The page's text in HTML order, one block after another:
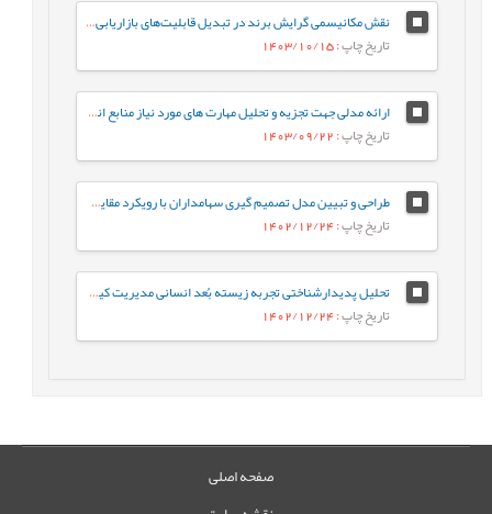
نقش مکانیسمی گرایش برند در تبدیل قابلیت‌های بازاریابی و گرایش کارآفرینانه به ارزش برند: مطالعۀ موردی در صنعت کاشی و سرامیک
تاریخ چاپ: 1403/10/15
ارائه مدلی جهت تجزیه و تحلیل مهارت های مورد نیاز منابع انسانی نسل چهارم در محیط فازی
تاریخ چاپ: 1403/09/22
طراحی و تبیین مدل تصمیم گیری سهامداران با رویکرد مقایسه ای مالی کلاسیک و مالی رفتاری در بازار سرمایه
تاریخ چاپ: 1402/12/24
تحلیل پدیدارشناختی تجربه زیسته بُعد انسانی مدیریت کیفیت
تاریخ چاپ: 1402/12/24
صفحه اصلی